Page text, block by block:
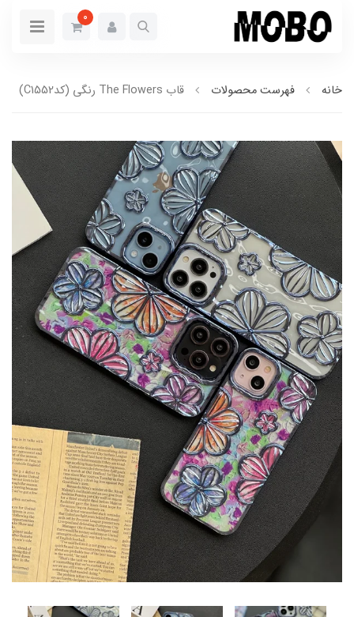
0
خانه فهرست محصولات قاب The Flowers رنگی (کدC1552)